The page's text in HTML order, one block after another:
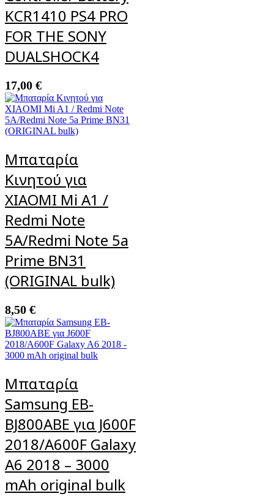
KCR1410 PS4 PRO
FOR THE SONY
DUALSHOCK4
17,00 €
Μπαταρία
Κινητού για
XIAOMI Mi A1 /
Redmi Note
5A/Redmi Note 5a
Prime BN31
(ORIGINAL bulk)
8,50 €
Μπαταρία
Samsung EB-
BJ800ABE για J600F
2018/A600F Galaxy
A6 2018 – 3000
mAh original bulk